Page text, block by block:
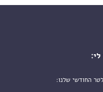
החודשי שלנו: